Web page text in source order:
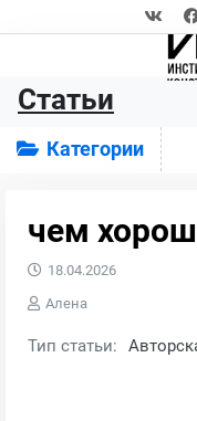
Статьи
Категории
чем хорош
18.04.2026
Алена
Тип статьи: